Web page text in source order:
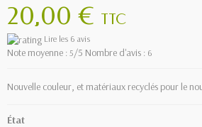
20,00 € TTC
Lire les 6 avis
Note moyenne : 5/5 Nombre d'avis : 6
Nouvelle couleur, et matériaux recyclés pour le
État